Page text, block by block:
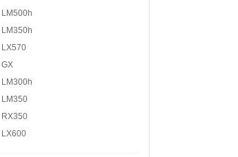
LM500h
LM350h
LX570
GX
LM300h
LM350
RX350
LX600